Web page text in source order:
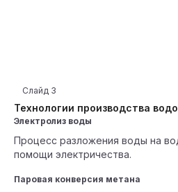
Технологии производства
Слайд 3
Электролиз воды
Процесс разложения воды на
помощи электричества.
Паровая конверсия метана